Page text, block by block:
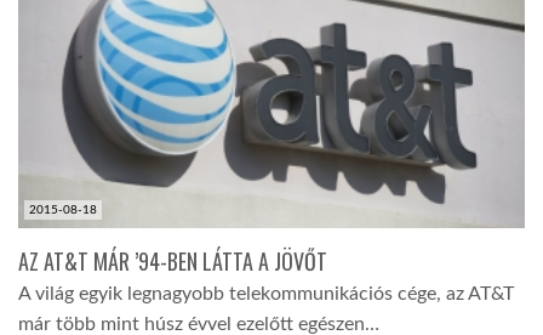
2015-08-18
AZ AT&T MÁR ’94-BEN LÁTTA A JÖVŐT
A világ egyik legnagyobb telekommunikációs cége, az AT&T
már több mint húsz évvel ezelőtt egészen…